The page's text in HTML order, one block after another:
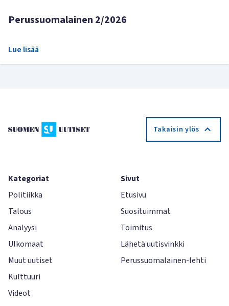
Perussuomalainen 2/2026
Lue lisää
Takaisin ylös
Kategoriat
Politiikka
Talous
Analyysi
Ulkomaat
Muut uutiset
Kulttuuri
Videot
Sivut
Etusivu
Suosituimmat
Toimitus
Lähetä uutisvinkki
Perussuomalainen-lehti